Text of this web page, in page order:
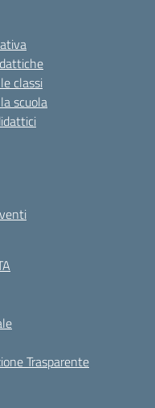
classi
scuola
Trasparente